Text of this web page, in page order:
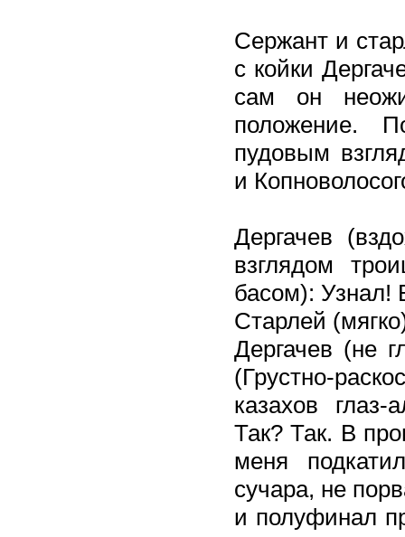
Сержант и
с койки
сам он
положение.
пудовым
и
Дергачев
взглядом
басом): Узнал!
Старлей
Дергачев (не
(Грустно-
казахов
Так? Так. В
меня
сучара, не
и полуфинал